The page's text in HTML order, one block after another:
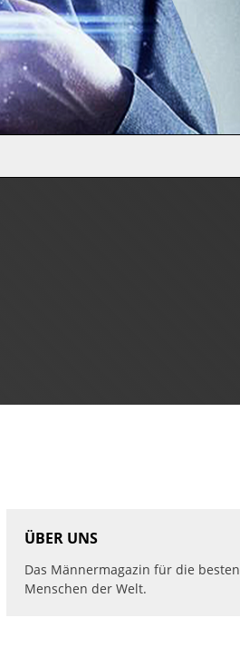
ÜBER UNS
Das Männermagazin für die besten
Menschen der Welt.